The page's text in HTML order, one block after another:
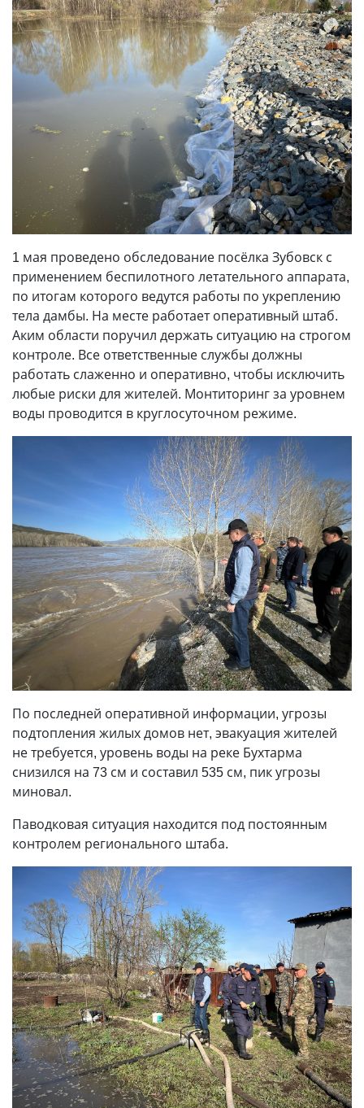
1 мая проведено обследование посёлка Зубовск с
применением беспилотного летательного аппарата,
по итогам которого ведутся работы по укреплению
тела дамбы. На месте работает оперативный штаб.
Аким области поручил держать ситуацию на строгом
контроле. Все ответственные службы должны
работать слаженно и оперативно, чтобы исключить
любые риски для жителей. Монтиторинг за уровнем
воды проводится в круглосуточном режиме.
По последней оперативной информации, угрозы
подтопления жилых домов нет, эвакуация жителей
не требуется, уровень воды на реке Бухтарма
снизился на 73 см и составил 535 см, пик угрозы
миновал.
Паводковая ситуация находится под постоянным
контролем регионального штаба.